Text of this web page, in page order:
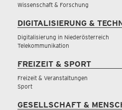
Wissenschaft & Forschung
DIGITALISIERUNG &
Digitalisierung in Niederösterreich
Telekommunikation
FREIZEIT & SPORT
Freizeit & Veranstaltungen
Sport
GESELLSCHAFT &